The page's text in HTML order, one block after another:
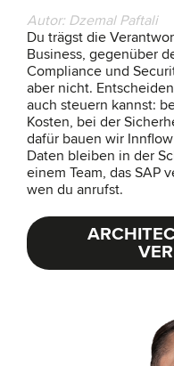
Autor: Dzemal Paftali
Du trägst die
Business, gegenüber
Compliance und
aber nicht.
auch steuern kannst:
Kosten, bei der
dafür bauen wir
Daten bleiben in der
einem Team, das SAP
wen du anrufst.